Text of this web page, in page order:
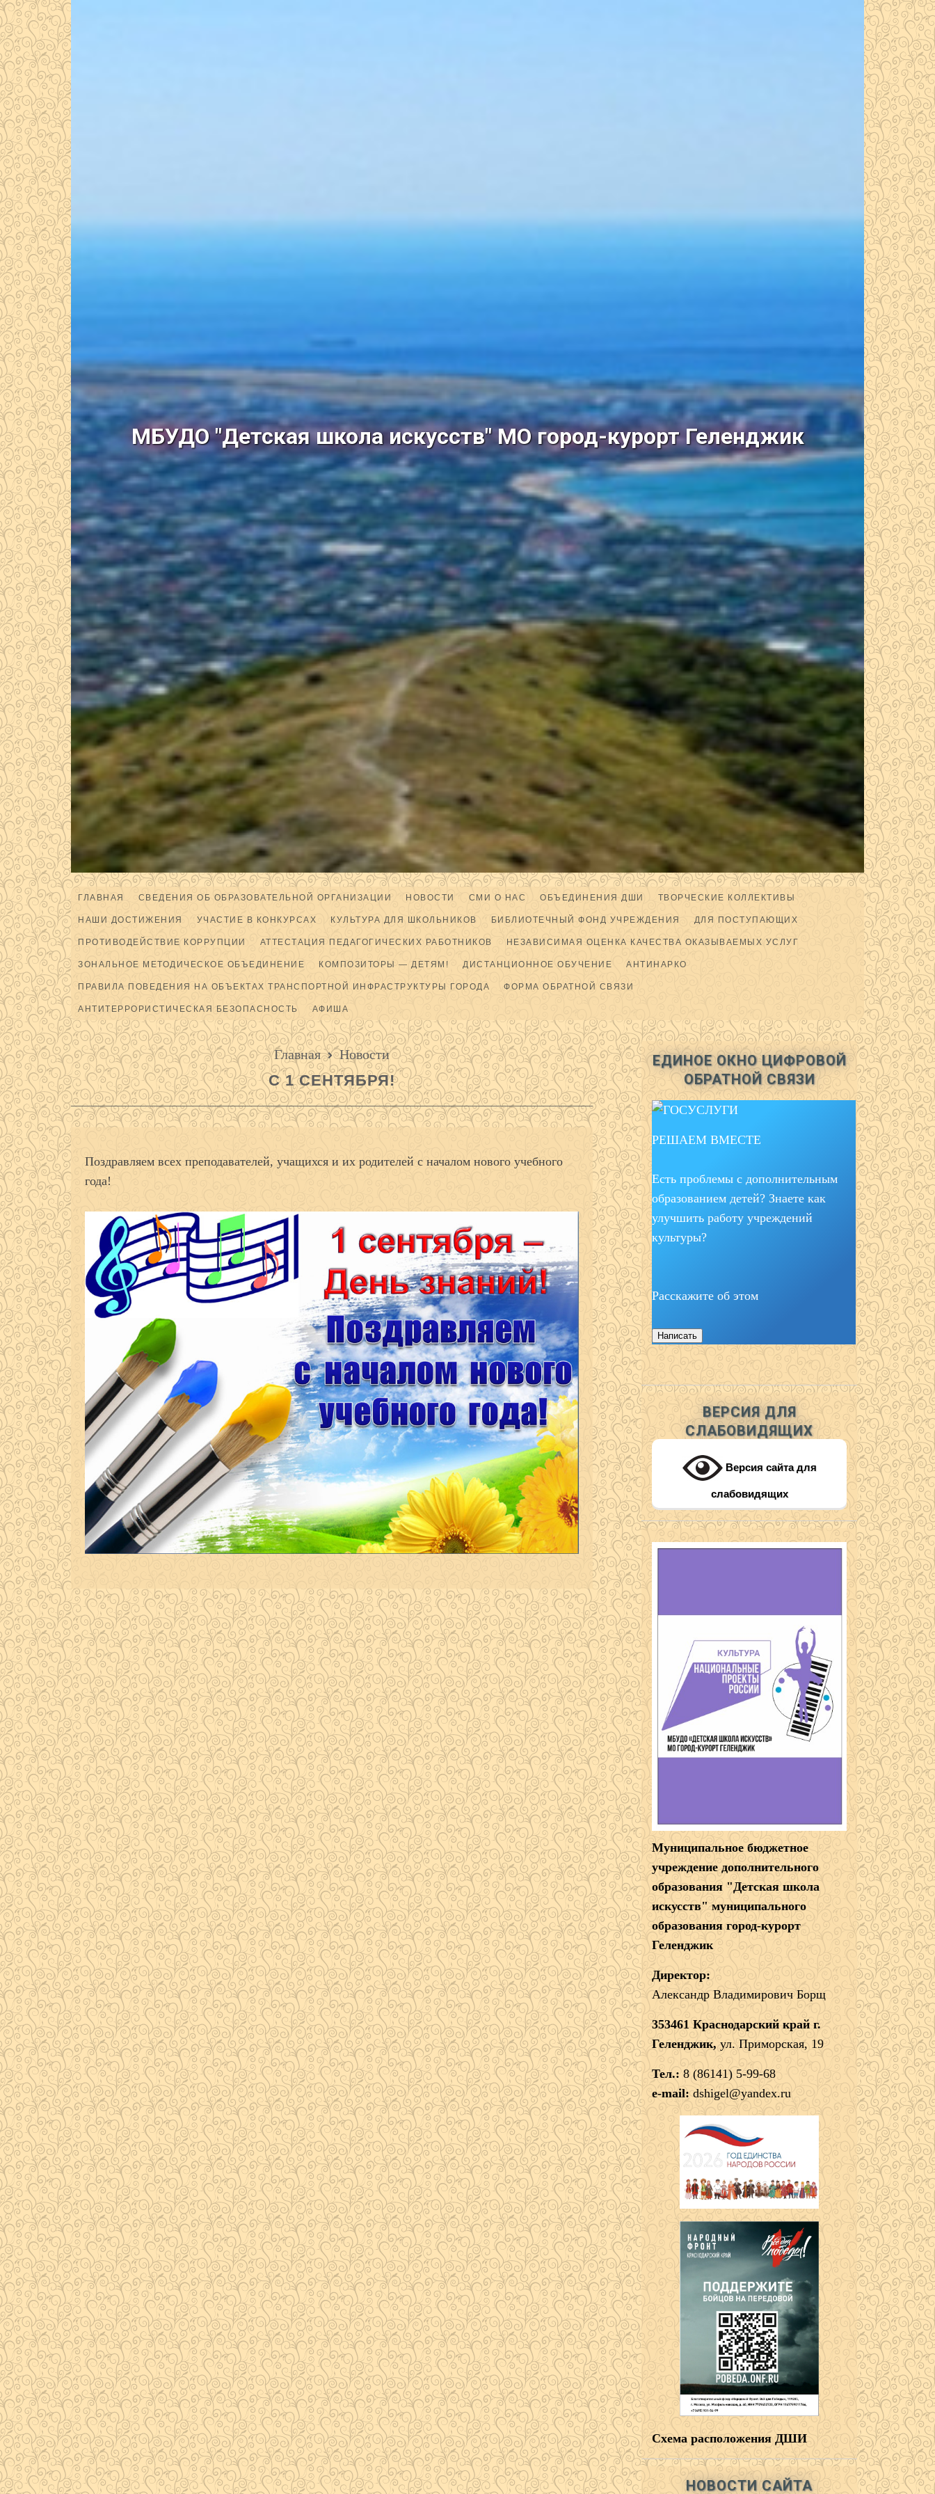
МБУДО "Детская школа искусств" МО город-курорт Геленджик
ГЛАВНАЯ СВЕДЕНИЯ ОБ ОБРАЗОВАТЕЛЬНОЙ ОРГАНИЗАЦИИ НОВОСТИ СМИ О НАС ОБЪЕДИНЕНИЯ ДШИ ТВОРЧЕСКИЕ КОЛЛЕКТИВЫ
НАШИ ДОСТИЖЕНИЯ УЧАСТИЕ В КОНКУРСАХ КУЛЬТУРА ДЛЯ ШКОЛЬНИКОВ БИБЛИОТЕЧНЫЙ ФОНД УЧРЕЖДЕНИЯ ДЛЯ ПОСТУПАЮЩИХ
ПРОТИВОДЕЙСТВИЕ КОРРУПЦИИ АТТЕСТАЦИЯ ПЕДАГОГИЧЕСКИХ РАБОТНИКОВ НЕЗАВИСИМАЯ ОЦЕНКА КАЧЕСТВА ОКАЗЫВАЕМЫХ УСЛУГ
ЗОНАЛЬНОЕ МЕТОДИЧЕСКОЕ ОБЪЕДИНЕНИЕ КОМПОЗИТОРЫ — ДЕТЯМ! ДИСТАНЦИОННОЕ ОБУЧЕНИЕ АНТИНАРКО
ПРАВИЛА ПОВЕДЕНИЯ НА ОБЪЕКТАХ ТРАНСПОРТНОЙ ИНФРАСТРУКТУРЫ ГОРОДА ФОРМА ОБРАТНОЙ СВЯЗИ
АНТИТЕРРОРИСТИЧЕСКАЯ БЕЗОПАСНОСТЬ АФИША
Главная Новости
С 1 СЕНТЯБРЯ!
Поздравляем всех преподавателей, учащихся и их родителей с началом нового учебного
года!
ЕДИНОЕ ОКНО ЦИФРОВОЙ
ОБРАТНОЙ СВЯЗИ
РЕШАЕМ ВМЕСТЕ
Есть проблемы с дополнительным
образованием детей? Знаете как
улучшить работу учреждений
культуры?
Расскажите об этом
Написать
ВЕРСИЯ ДЛЯ
СЛАБОВИДЯЩИХ
Версия сайта для
слабовидящих
Муниципальное бюджетное
учреждение дополнительного
образования "Детская школа
искусств" муниципального
образования город-курорт
Геленджик
Директор:
Александр Владимирович Борщ
353461 Краснодарский край г.
Геленджик, ул. Приморская, 19
Тел.: 8 (86141) 5-99-68
e-mail: dshigel@yandex.ru
Схема расположения ДШИ
НОВОСТИ САЙТА